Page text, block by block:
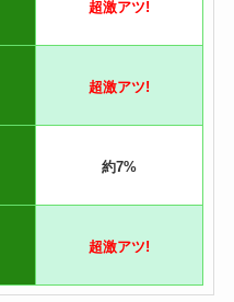
超激アツ!
超激アツ!
約7%
超激アツ!